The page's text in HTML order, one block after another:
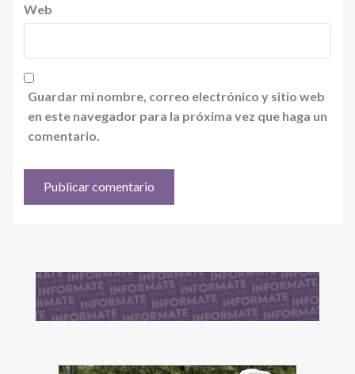
Web
Guardar mi nombre, correo electrónico y sitio web
en este navegador para la próxima vez que haga un
comentario.